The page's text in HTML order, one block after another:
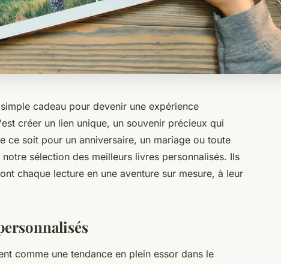
cadeau pour devenir une expérience
créer un lien unique, un souvenir précieux qui
ce soit pour un anniversaire, un mariage ou toute
sélection des meilleurs livres personnalisés. Ils
chaque lecture en une aventure sur mesure, à leur
comme une tendance en plein essor dans le